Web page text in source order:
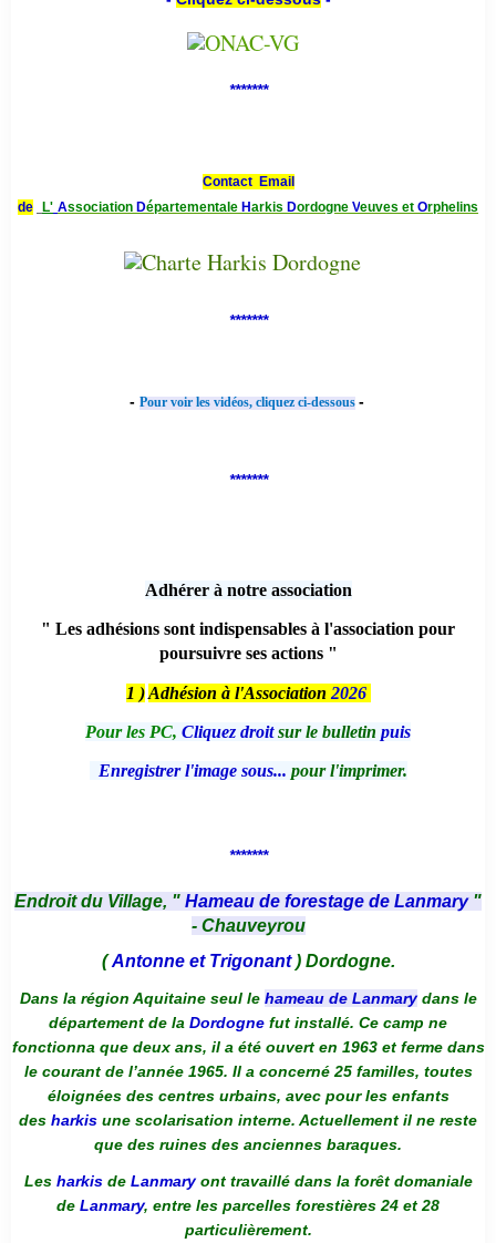
*******
Contact Email
de
L' Association Départementale Harkis Dordogne Veuves et Orphelins
*******
- Pour voir les vidéos, cliquez ci-dessous -
*******
Adhérer à notre association
" Les adhésions sont indispensables à l'association pour
poursuivre ses actions "
1 ) Adhésion à l'Association 2026
Pour les PC, Cliquez droitsur le bulletin puis
Enregistrer l'image sous... pour l'imprimer.
*******
Endroit du Village, " Hameau de forestage de Lanmary "
- Chauveyrou
(Antonne et Trigonant) Dordogne.
Dans la région Aquitaine seul le hameau de Lanmarydans le
département de la Dordogne fut installé. Ce camp ne
fonctionna que deux ans, il a été ouvert en 1963 et ferme dans
le courant de l’année 1965. Il a concerné 25 familles, toutes
éloignées des centres urbains, avec pour les enfants
des harkis une scolarisation interne. Actuellement il ne reste
que des ruines des anciennes baraques.
Les harkis de Lanmaryont travaillé dans la forêt domaniale
de Lanmary, entre les parcelles forestières 24 et 28
particulièrement.